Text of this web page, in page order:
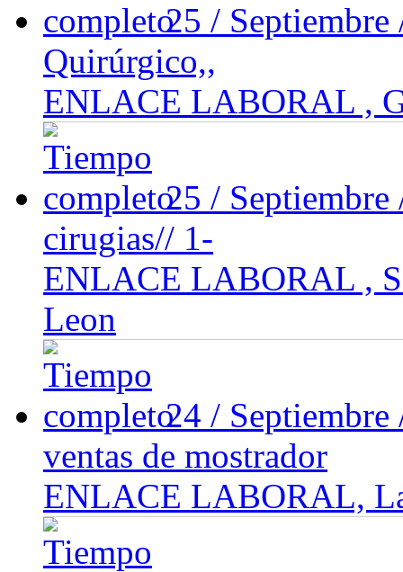
25 /
Quirúrgico,,
ENLACE LABORAL ,
25 /
cirugias// 1-
ENLACE LABORAL ,
Leon
24 /
ventas de mostrador
ENLACE LABORAL,